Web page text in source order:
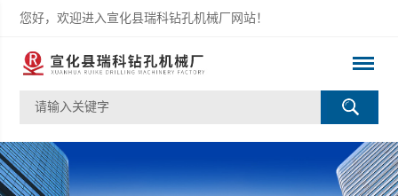
您好，欢迎进入宣化县瑞科钻孔机械厂网站！